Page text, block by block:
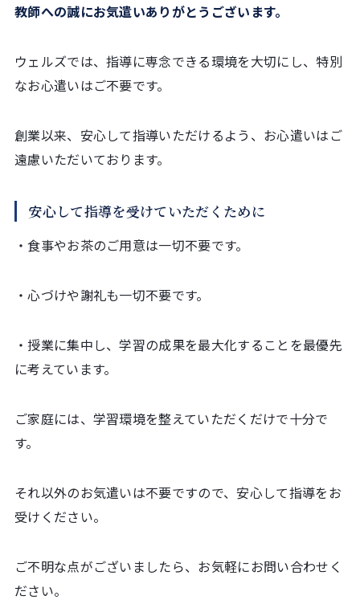
教師への誠にお気遣いありがとうございます。
ウェルズでは、指導に専念できる環境を大切にし、特別
なお心遣いはご不要です。
創業以来、安心して指導いただけるよう、お心遣いはご
遠慮いただいております。
安心して指導を受けていただくために
・食事やお茶のご用意は一切不要です。
・心づけや謝礼も一切不要です。
・授業に集中し、学習の成果を最大化することを最優先
に考えています。
ご家庭には、学習環境を整えていただくだけで十分で
す。
それ以外のお気遣いは不要ですので、安心して指導をお
受けください。
ご不明な点がございましたら、お気軽にお問い合わせく
ださい。